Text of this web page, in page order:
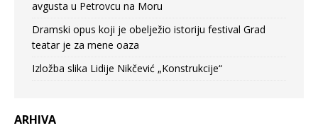
avgusta u Petrovcu na Moru
Dramski opus koji je obelježio istoriju festival Grad
teatar je za mene oaza
Izložba slika Lidije Nikčević „Konstrukcije“
ARHIVA